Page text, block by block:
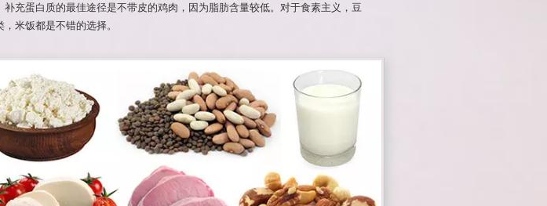
补充蛋白质的最佳途径是不带皮的鸡肉，因为脂肪含量较低。对于食素主义，豆
，米饭都是不错的选择。